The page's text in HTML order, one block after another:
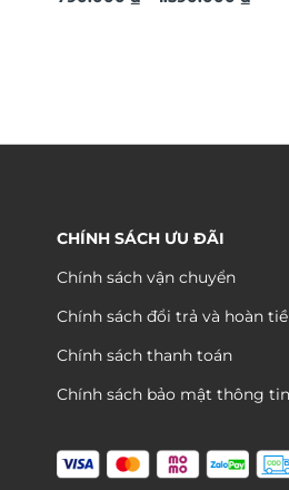
CHÍNH SÁCH ƯU ĐÃI
Chính sách vận chuyển
Chính sách đổi trả và hoàn
Chính sách thanh toán
Chính sách bảo mật thông tin